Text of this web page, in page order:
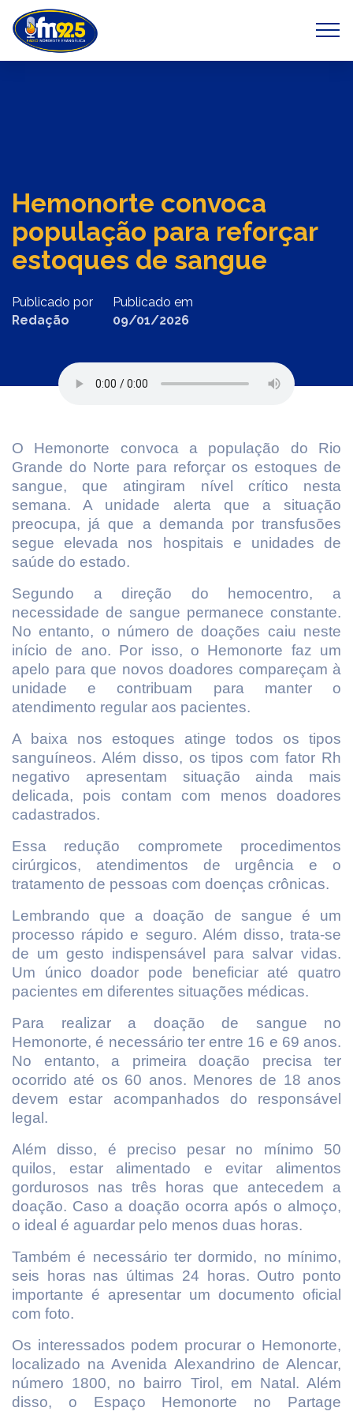
Previous Next
Hemonorte convoca
população para reforçar
estoques de sangue
Publicado por
Redação
Publicado em
09/01/2026
O Hemonorte convoca a população do Rio
Grande do Norte para reforçar os estoques de
sangue, que atingiram nível crítico nesta
semana. A unidade alerta que a situação
preocupa, já que a demanda por transfusões
segue elevada nos hospitais e unidades de
saúde do estado.
Segundo a direção do hemocentro, a
necessidade de sangue permanece constante.
No entanto, o número de doações caiu neste
início de ano. Por isso, o Hemonorte faz um
apelo para que novos doadores compareçam à
unidade e contribuam para manter o
atendimento regular aos pacientes.
A baixa nos estoques atinge todos os tipos
sanguíneos. Além disso, os tipos com fator Rh
negativo apresentam situação ainda mais
delicada, pois contam com menos doadores
cadastrados.
Essa redução compromete procedimentos
cirúrgicos, atendimentos de urgência e o
tratamento de pessoas com doenças crônicas.
Lembrando que a doação de sangue é um
processo rápido e seguro. Além disso, trata-se
de um gesto indispensável para salvar vidas.
Um único doador pode beneficiar até quatro
pacientes em diferentes situações médicas.
Para realizar a doação de sangue no
Hemonorte, é necessário ter entre 16 e 69 anos.
No entanto, a primeira doação precisa ter
ocorrido até os 60 anos. Menores de 18 anos
devem estar acompanhados do responsável
legal.
Além disso, é preciso pesar no mínimo 50
quilos, estar alimentado e evitar alimentos
gordurosos nas três horas que antecedem a
doação. Caso a doação ocorra após o almoço,
o ideal é aguardar pelo menos duas horas.
Também é necessário ter dormido, no mínimo,
seis horas nas últimas 24 horas. Outro ponto
importante é apresentar um documento oficial
com foto.
Os interessados podem procurar o Hemonorte,
localizado na Avenida Alexandrino de Alencar,
número 1800, no bairro Tirol, em Natal. Além
disso, o Espaço Hemonorte no Partage